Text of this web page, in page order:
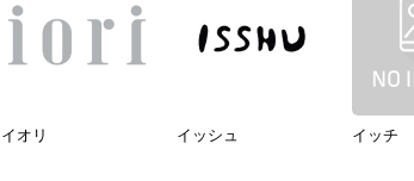
イオリ イッシュ イッチ